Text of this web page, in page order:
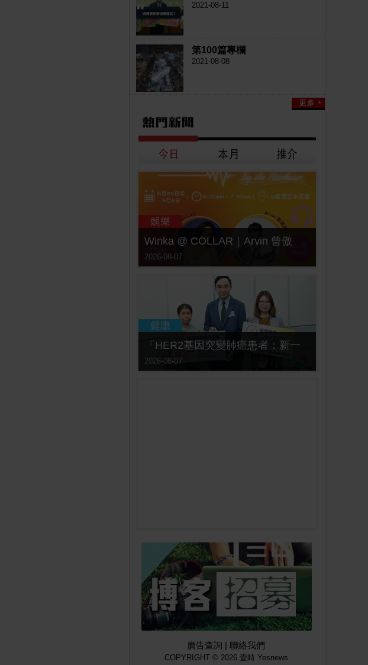
2021-08-11
第100篇專欄
2021-08-08
2026-08-07
2026-08-07
廣告查詢 | 聯絡我們
COPYRIGHT © 2026 壹時 Yesnews